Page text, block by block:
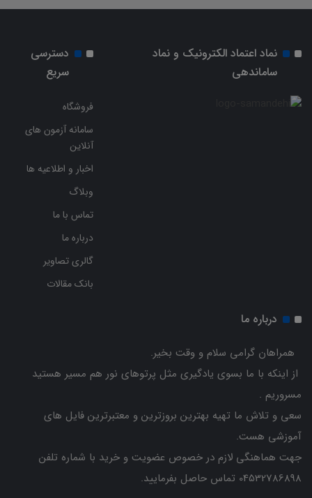
نماد اعتماد الکترونیک و نماد
ساماندهی
دسترسی
سریع
فروشگاه
سامانه آزمون های
آنلاین
اخبار و اطلاعیه ها
وبلاگ
تماس با ما
درباره ما
گالری تصاویر
بانک مقالات
درباره ما
همراهان گرامی سلام و وقت بخیر.
از اینکه با ما بسوی یادگیری مثل پرتوهای نور هم مسیر هستید
مسروریم .
سعی و تلاش ما تهیه بهترین بروزترین و معتبرترین فایل های
آموزشی هست.
جهت هماهنگی لازم در خصوص عضویت و خرید با شماره تلفن
04532786898 تماس حاصل بفرمایید.